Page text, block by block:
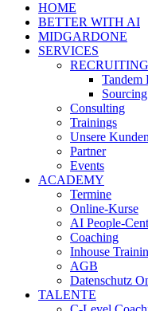
HOME
BETTER WITH AI
MIDGARDONE
SERVICES
Tandem
Consulting
Trainings
Unsere Kunden
Partner
Events
ACADEMY
Termine
Online-Kurse
AI People-
Coaching
Inhouse
AGB
Datenschutz
TALENTE